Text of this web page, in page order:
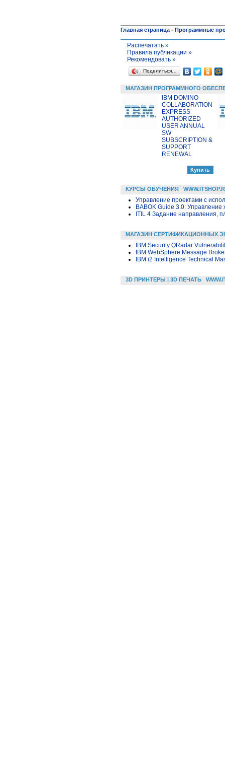
Главная страница - Программные
Распечатать »
Правила публикации »
Рекомендовать »
Поделиться…
МАГАЗИН ПРОГРАММНОГО
IBM DOMINO
COLLABORATION
EXPRESS
AUTHORIZED
USER ANNUAL
SW
SUBSCRIPTION &
SUPPORT
RENEWAL
КУРСЫ ОБУЧЕНИЯ
Управление проектами с
BABOK Guide 3.0:
ITIL 4 Задание направления,
МАГАЗИН СЕРТИФИКАЦИОННЫХ
IBM Security QRadar
IBM WebSphere Message
IBM i2 Intelligence Technical
3D ПРИНТЕРЫ | 3D ПЕЧАТЬ